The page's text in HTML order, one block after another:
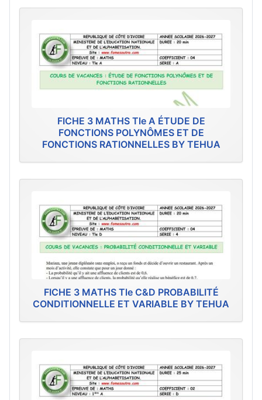
FICHE 3 MATHS Tle A ÉTUDE DE
FONCTIONS POLYNÔMES ET DE
FONCTIONS RATIONNELLES BY TEHUA
FICHE 3 MATHS Tle C&D PROBABILITÉ
CONDITIONNELLE ET VARIABLE BY TEHUA